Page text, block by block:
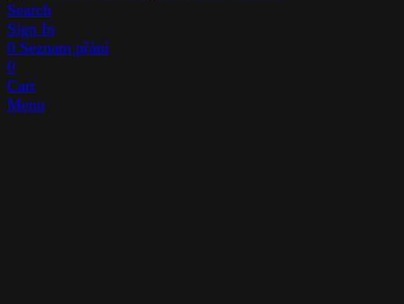
Search
Sign In
0 Seznam přání
0
Cart
Menu